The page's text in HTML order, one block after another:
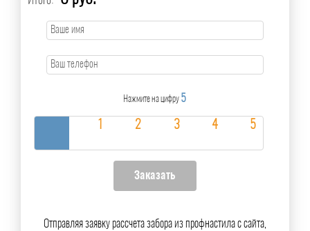
Нажмите на цифру 5
Отправляя заявку рассчета забора из профнастила с сайта,